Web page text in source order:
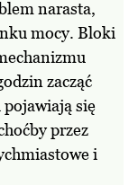
narasta,
mocy. Bloki
zacząć
się
przez
i